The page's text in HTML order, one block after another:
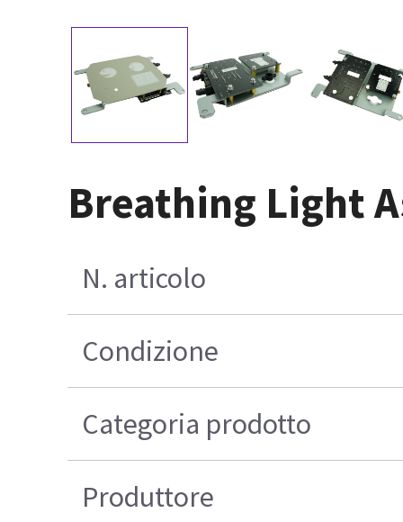
Breathing Light
N. articolo
Condizione
Categoria prodotto
Produttore